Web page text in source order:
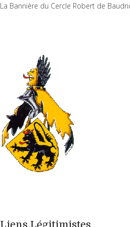
La Bannière du Cercle Robert de
Liens Légitimistes